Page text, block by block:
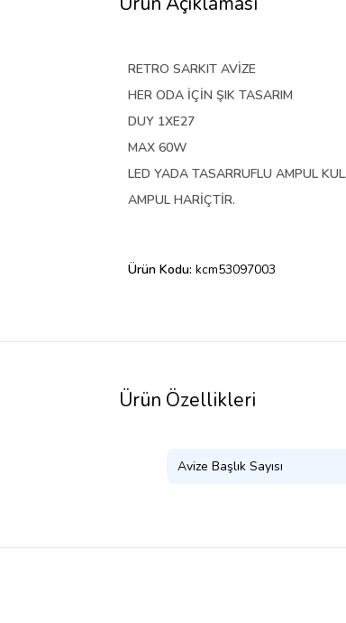
RETRO SARKIT AVİZE
HER ODA İÇİN ŞIK TASARIM
DUY 1XE27
MAX 60W
LED YADA TASARRUFLU AMPUL
AMPUL HARİÇTİR.
Ürün Kodu: kcm53097003
Ürün Özellikleri
Avize Başlık Sayısı